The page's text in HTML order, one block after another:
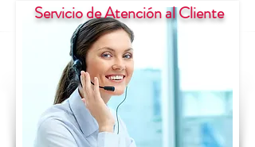
Servicio de Atención al Cliente